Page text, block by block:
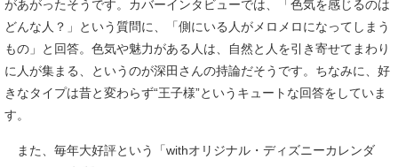
があがったそうです。カバーインタビューでは、「色気を感じるのは
どんな人？」という質問に、「側にいる人がメロメロになってしまう
もの」と回答。色気や魅力がある人は、自然と人を引き寄せてまわり
に人が集まる、というのが深田さんの持論だそうです。ちなみに、好
きなタイプは昔と変わらず“王子様”というキュートな回答をしていま
す。
また、毎年大好評という「withオリジナル・ディズニーカレンダ